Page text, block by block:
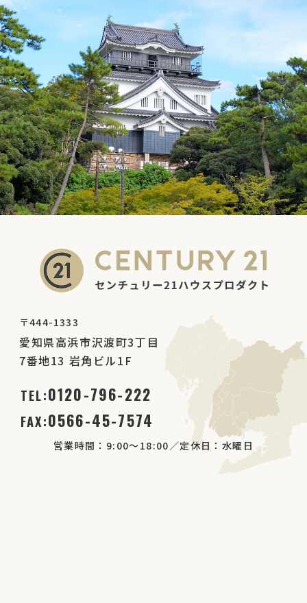
〒444-1333
愛知県高浜市沢渡町3丁目
7番地13 岩角ビル1F
TEL:0120-796-222
FAX:0566-45-7574
営業時間：9:00～18:00／定休日：水曜日